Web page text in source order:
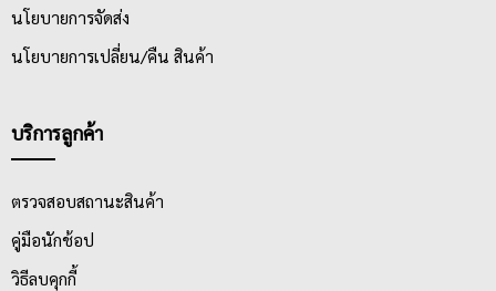
นโยบายการจัดส่ง
นโยบายการเปลี่ยน/คืน สินค้า
บริการลูกค้า
ตรวจสอบสถานะสินค้า
คู่มือนักช้อป
วิธีลบคุกกี้